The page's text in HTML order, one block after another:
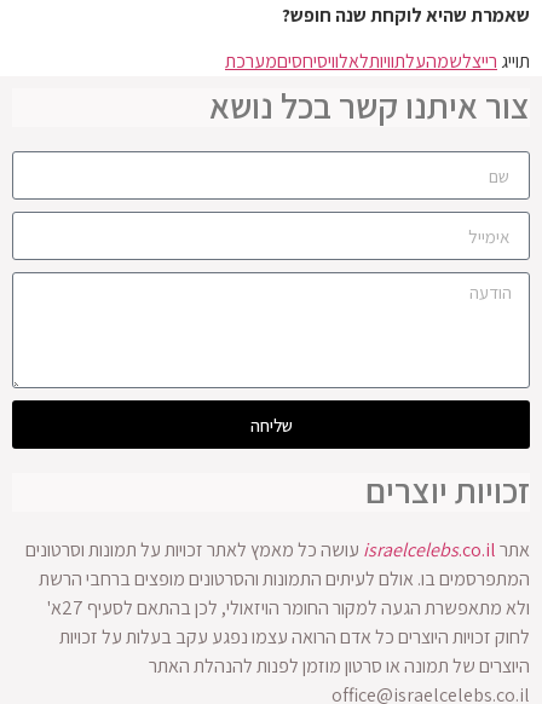
שאמרת שהיא לוקחת שנה חופש?
תוייג רייצלשמהעלתוויותלאלוויסיחסיםמערכת
צור איתנו קשר בכל נושא
שליחה
זכויות יוצרים
אתר israelcelebs.co.il
עושה כל מאמץ לאתר זכויות על תמונות וסרטונים
המתפרסמים בו. אולם לעיתים התמונות והסרטונים מופצים ברחבי הרשת
ולא מתאפשרת הגעה למקור החומר הויזאולי, לכן בהתאם לסעיף 27א'
לחוק זכויות היוצרים כל אדם הרואה עצמו נפגע עקב בעלות על זכויות
היוצרים של תמונה או סרטון מוזמן לפנות להנהלת האתר
office@israelcelebs.co.il